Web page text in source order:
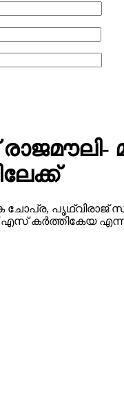
ചോപ്ര, പൃഥ്വിരാജ്
കർത്തികേയ